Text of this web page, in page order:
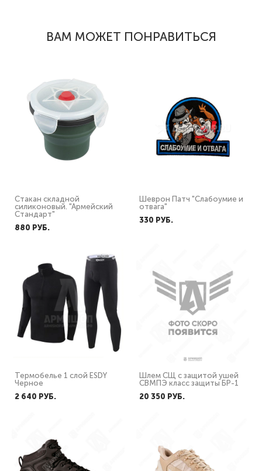
ВАМ МОЖЕТ ПОНРАВИТЬСЯ
Стакан складной
силиконовый. "Армейский
Стандарт"
880 PУБ.
Шеврон Патч "Слабоумие и
отвага"
330 PУБ.
Термобелье 1 слой ESDY
Черное
2 640 PУБ.
Шлем СЩ с защитой ушей
СВМПЭ класс защиты БР-1
20 350 PУБ.